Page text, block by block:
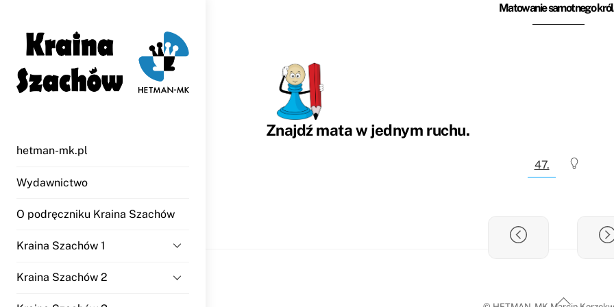
content
hetman-mk.pl
Wydawnictwo
O podręczniku Kraina Szachów
Kraina Szachów 1
Kraina Szachów 2
Matowanie samotnego
Znajdź mata w jednym ruchu.
47.
Back